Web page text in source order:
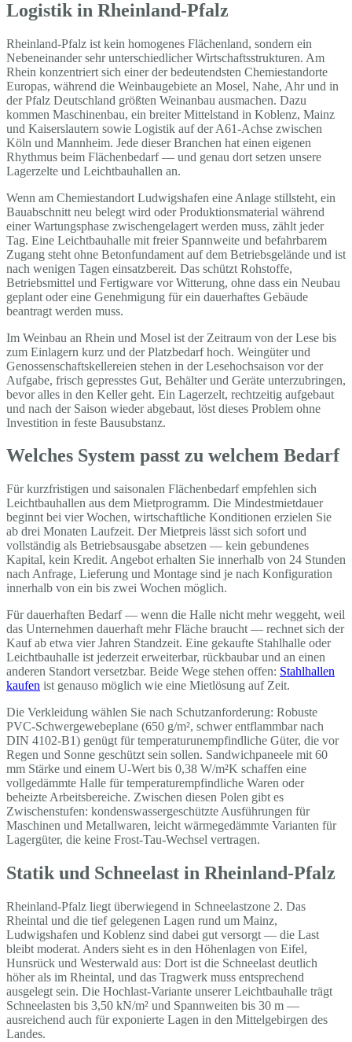
Logistik in Rheinland-Pfalz
Rheinland-Pfalz ist kein homogenes Flächenland, sondern ein
Nebeneinander sehr unterschiedlicher Wirtschaftsstrukturen. Am
Rhein konzentriert sich einer der bedeutendsten Chemiestandorte
Europas, während die Weinbaugebiete an Mosel, Nahe, Ahr und in
der Pfalz Deutschland größten Weinanbau ausmachen. Dazu
kommen Maschinenbau, ein breiter Mittelstand in Koblenz, Mainz
und Kaiserslautern sowie Logistik auf der A61-Achse zwischen
Köln und Mannheim. Jede dieser Branchen hat einen eigenen
Rhythmus beim Flächenbedarf — und genau dort setzen unsere
Lagerzelte und Leichtbauhallen an.
Wenn am Chemiestandort Ludwigshafen eine Anlage stillsteht, ein
Bauabschnitt neu belegt wird oder Produktionsmaterial während
einer Wartungsphase zwischengelagert werden muss, zählt jeder
Tag. Eine Leichtbauhalle mit freier Spannweite und befahrbarem
Zugang steht ohne Betonfundament auf dem Betriebsgelände und ist
nach wenigen Tagen einsatzbereit. Das schützt Rohstoffe,
Betriebsmittel und Fertigware vor Witterung, ohne dass ein Neubau
geplant oder eine Genehmigung für ein dauerhaftes Gebäude
beantragt werden muss.
Im Weinbau an Rhein und Mosel ist der Zeitraum von der Lese bis
zum Einlagern kurz und der Platzbedarf hoch. Weingüter und
Genossenschaftskellereien stehen in der Lesehochsaison vor der
Aufgabe, frisch gepresstes Gut, Behälter und Geräte unterzubringen,
bevor alles in den Keller geht. Ein Lagerzelt, rechtzeitig aufgebaut
und nach der Saison wieder abgebaut, löst dieses Problem ohne
Investition in feste Bausubstanz.
Welches System passt zu welchem Bedarf
Für kurzfristigen und saisonalen Flächenbedarf empfehlen sich
Leichtbauhallen aus dem Mietprogramm. Die Mindestmietdauer
beginnt bei vier Wochen, wirtschaftliche Konditionen erzielen Sie
ab drei Monaten Laufzeit. Der Mietpreis lässt sich sofort und
vollständig als Betriebsausgabe absetzen — kein gebundenes
Kapital, kein Kredit. Angebot erhalten Sie innerhalb von 24 Stunden
nach Anfrage, Lieferung und Montage sind je nach Konfiguration
innerhalb von ein bis zwei Wochen möglich.
Für dauerhaften Bedarf — wenn die Halle nicht mehr weggeht, weil
das Unternehmen dauerhaft mehr Fläche braucht — rechnet sich der
Kauf ab etwa vier Jahren Standzeit. Eine gekaufte Stahlhalle oder
Leichtbauhalle ist jederzeit erweiterbar, rückbaubar und an einen
anderen Standort versetzbar. Beide Wege stehen offen: Stahlhallen
kaufen ist genauso möglich wie eine Mietlösung auf Zeit.
Die Verkleidung wählen Sie nach Schutzanforderung: Robuste
PVC-Schwergewebeplane (650 g/m², schwer entflammbar nach
DIN 4102-B1) genügt für temperaturunempfindliche Güter, die vor
Regen und Sonne geschützt sein sollen. Sandwichpaneele mit 60
mm Stärke und einem U-Wert bis 0,38 W/m²K schaffen eine
vollgedämmte Halle für temperaturempfindliche Waren oder
beheizte Arbeitsbereiche. Zwischen diesen Polen gibt es
Zwischenstufen: kondenswassergeschützte Ausführungen für
Maschinen und Metallwaren, leicht wärmegedämmte Varianten für
Lagergüter, die keine Frost-Tau-Wechsel vertragen.
Statik und Schneelast in Rheinland-Pfalz
Rheinland-Pfalz liegt überwiegend in Schneelastzone 2. Das
Rheintal und die tief gelegenen Lagen rund um Mainz,
Ludwigshafen und Koblenz sind dabei gut versorgt — die Last
bleibt moderat. Anders sieht es in den Höhenlagen von Eifel,
Hunsrück und Westerwald aus: Dort ist die Schneelast deutlich
höher als im Rheintal, und das Tragwerk muss entsprechend
ausgelegt sein. Die Hochlast-Variante unserer Leichtbauhalle trägt
Schneelasten bis 3,50 kN/m² und Spannweiten bis 30 m —
ausreichend auch für exponierte Lagen in den Mittelgebirgen des
Landes.